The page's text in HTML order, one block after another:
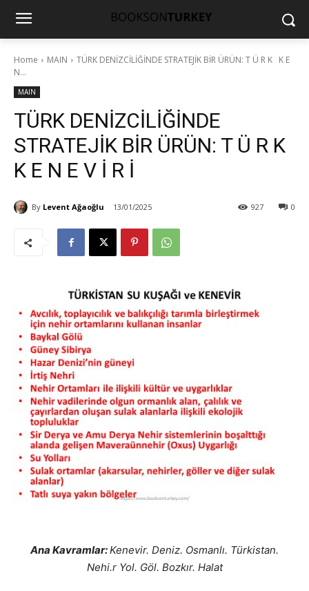
Home MAIN
TÜRK DENİZCİLİĞİNDE STRATEJİK BİR ÜRÜN: T Ü R K K E
N...
MAIN
TÜRK DENİZCİLİĞİNDE
STRATEJİK BİR ÜRÜN: T Ü R K
K E N E V İ R İ
By Levent Ağaoğlu 13/01/2025 0
927
Ana Kavramlar:Kenevir. Deniz. Osmanlı. Türkistan.
Nehi.r Yol. Göl. Bozkır. Halat